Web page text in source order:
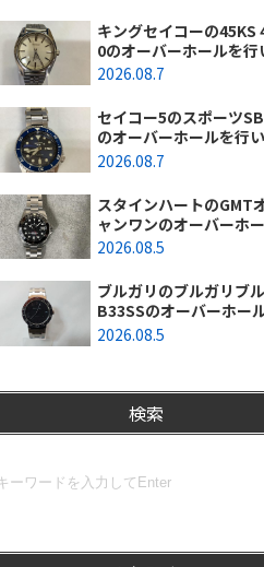
様）
キングセイコーの45KS
0のオーバーホールを行
た。（埼玉県所沢市/I様）
2026.08.7
セイコー5のスポーツ
のオーバーホールを行
た。（千葉県東金市/A様
2026.08.7
スタインハートのGMT
ャンワンのオーバーホ
行いました。（神奈川県
2026.08.5
ブルガリのブルガリブ
B33SSのオーバーホー
いました。（埼玉県所沢
2026.08.5
検索